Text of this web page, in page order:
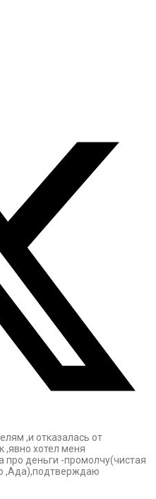
,и отказалась от
,явно хотел меня
про деньги -промолчу(чистая
,Ада),подтверждаю